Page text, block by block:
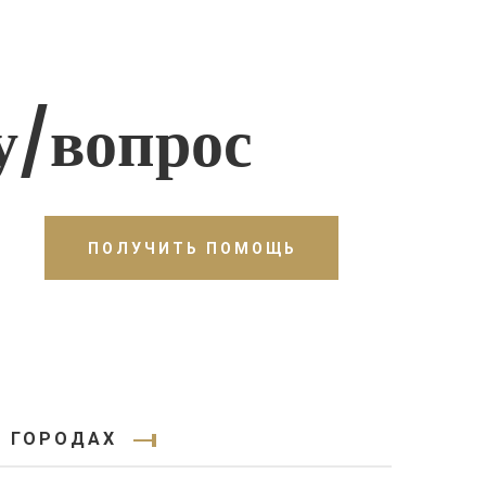
вопрос
ПОЛУЧИТЬ ПОМОЩЬ
ГОРОДАХ